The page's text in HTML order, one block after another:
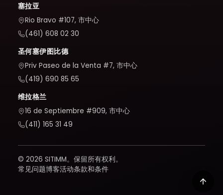
塞拉亚
Rio Bravo #107, 市中心
(461) 608 02 30
圣何塞伊图比德
Priv Paseo de la Venta #7, 市中心
(419) 690 85 65
维拉格兰
16 de Septiembre #909, 市中心
(411) 165 31 49
© 2026 SITIMM。保留所有权利。
常见问题博客活动条款和条件